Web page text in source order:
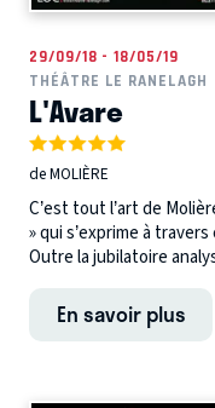
29/09/18 - 18/05/19
THÉÂTRE LE RANELAGH
L'Avare
de MOLIÈRE
C’est tout l’art de
» qui s’exprime à
Outre la jubilatoire
En savoir plus